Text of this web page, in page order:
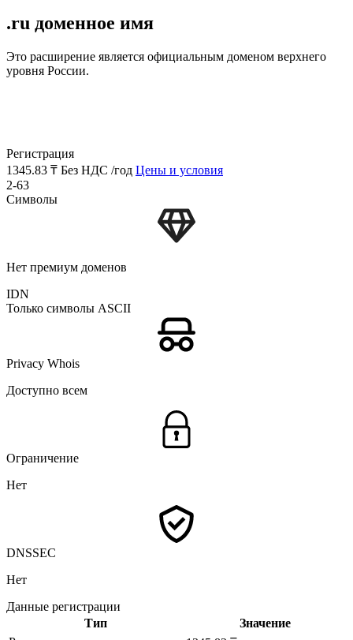
.ru доменное имя
Это расширение является официальным доменом верхнего
уровня России.
Регистрация
1345.83 ₸ Без НДС /год Цены и условия
2-63
Символы
Нет премиум доменов
IDN
Только символы ASCII
Privacy Whois
Доступно всем
Ограничение
Нет
DNSSEC
Нет
Данные регистрации
Тип
Значение